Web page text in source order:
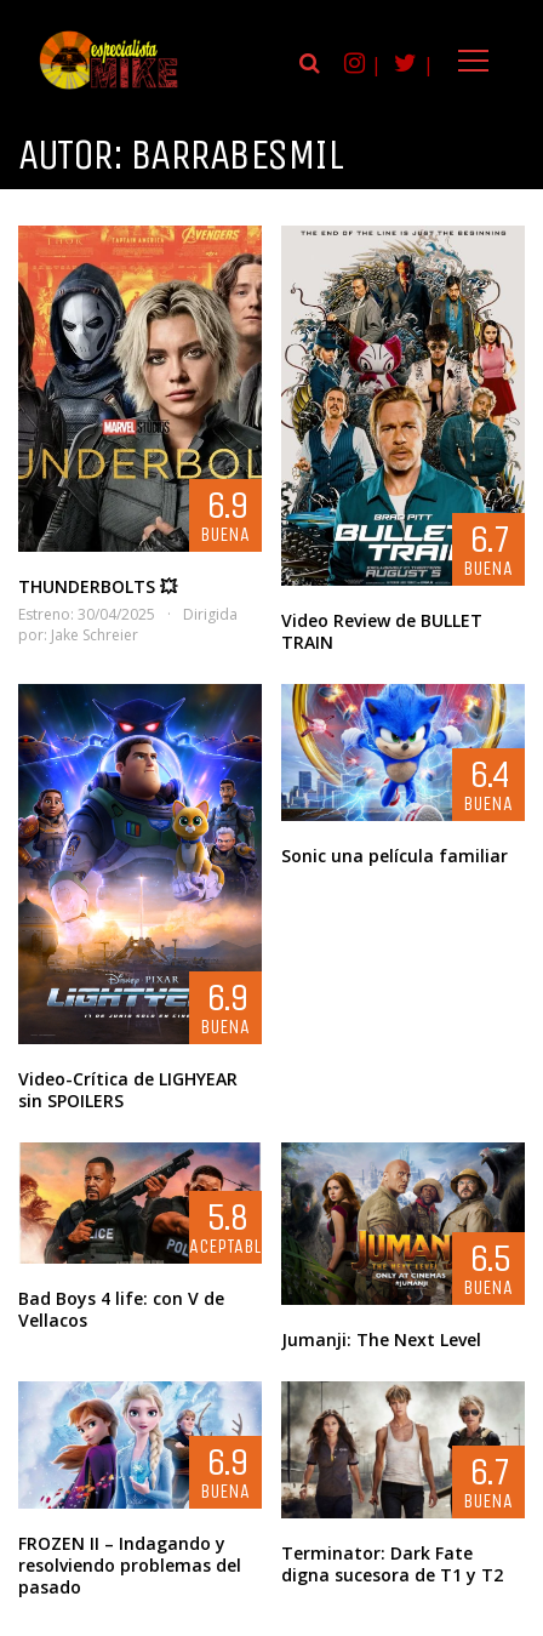
| |
AUTOR: BARRABESMIL
6.9
BUENA
THUNDERBOLTS 💥
Estreno: 30/04/2025
Dirigida
por: Jake Schreier
6.7
BUENA
Video Review de BULLET
TRAIN
6.9
BUENA
Video-Crítica de LIGHYEAR
sin SPOILERS
6.4
BUENA
Sonic una película familiar
5.8
ACEPTABLE
Bad Boys 4 life: con V de
Vellacos
6.5
BUENA
Jumanji: The Next Level
6.9
BUENA
FROZEN II – Indagando y
resolviendo problemas del
pasado
6.7
BUENA
Terminator: Dark Fate
digna sucesora de T1 y T2